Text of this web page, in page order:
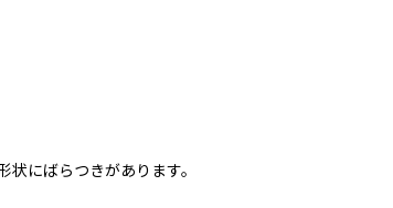
にばらつきがあります。